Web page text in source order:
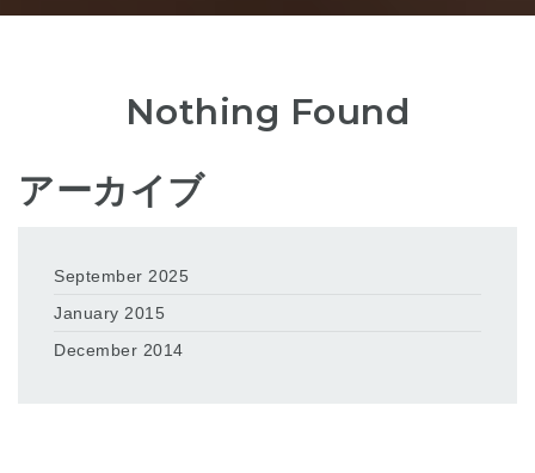
Nothing Found
アーカイブ
September 2025
January 2015
December 2014